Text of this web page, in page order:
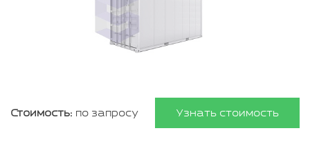
Стоимость: по запросу Узнать стоимость